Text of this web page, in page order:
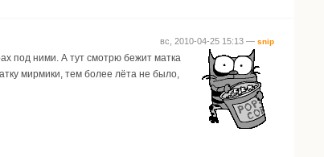
вс, 2010-04-25 15:13 — snip
под ними. А тут смотрю бежит матка
мирмики, тем более лёта не было,